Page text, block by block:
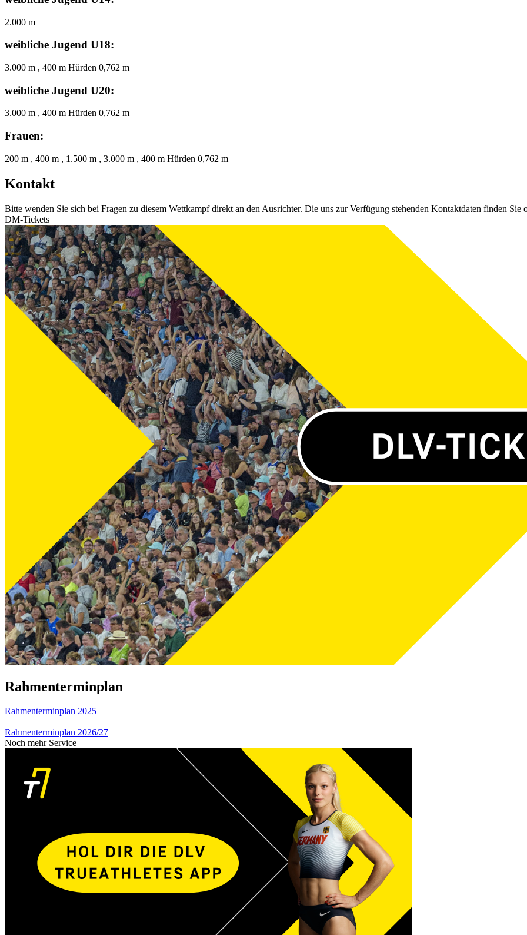
2.000 m
weibliche Jugend U18:
3.000 m , 400 m Hürden 0,762 m
weibliche Jugend U20:
3.000 m , 400 m Hürden 0,762 m
Frauen:
200 m , 400 m , 1.500 m , 3.000 m , 400 m Hürden 0,762 m
Kontakt
Bitte wenden Sie sich bei Fragen zu diesem Wettkampf direkt an den Ausrichter. Die uns zur Verfügung stehenden Kontaktdaten finden Sie
DM-Tickets
Rahmenterminplan
Rahmenterminplan 2025
Rahmenterminplan 2026/27
Noch mehr Service